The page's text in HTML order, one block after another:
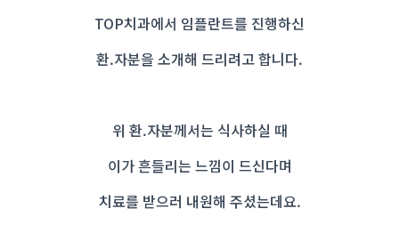
TOP치과에서 임플란트를 진행하신
환.자분을 소개해 드리려고 합니다.
위 환.자분께서는 식사하실 때
이가 흔들리는 느낌이 드신다며
치료를 받으러 내원해 주셨는데요.